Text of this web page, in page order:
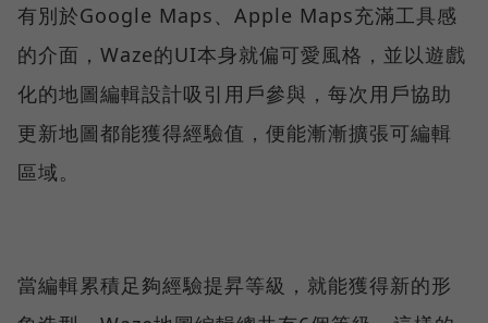
有別於Google Maps、Apple Maps充滿工具感
的介面，Waze的UI本身就偏可愛風格，並以遊戲
化的地圖編輯設計吸引用戶參與，每次用戶協助
更新地圖都能獲得經驗值，便能漸漸擴張可編輯
區域。
當編輯累積足夠經驗提昇等級，就能獲得新的形